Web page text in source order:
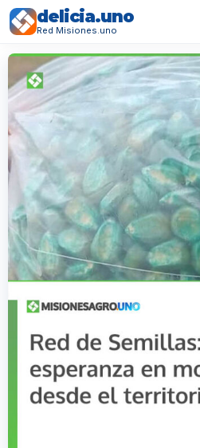
delicia.uno
Red Misiones.uno